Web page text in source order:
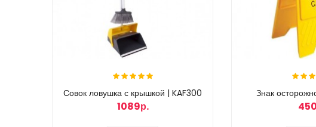
Совок ловушка с крышкой | KAF300
1089р.
Знак